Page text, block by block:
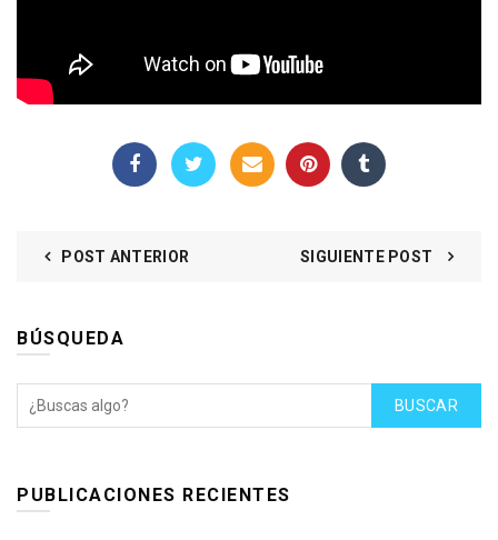
POST ANTERIOR SIGUIENTE POST
BÚSQUEDA
BUSCAR
PUBLICACIONES RECIENTES